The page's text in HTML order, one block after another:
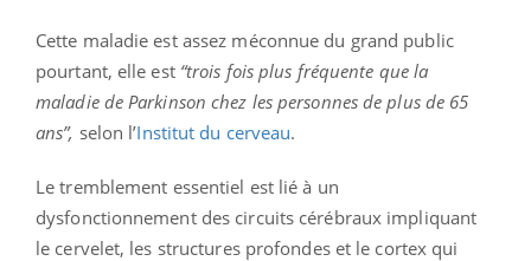
Cette maladie est assez méconnue du grand public
pourtant, elle est “trois fois plus fréquente que la
maladie de Parkinson chez les personnes de plus de 65
ans”, selon l’Institut du cerveau.
Le tremblement essentiel est lié à un
dysfonctionnement des circuits cérébraux impliquant
le cervelet, les structures profondes et le cortex qui